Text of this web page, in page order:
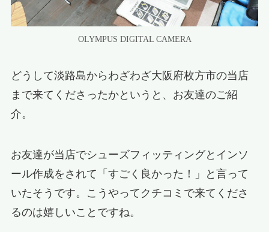
OLYMPUS DIGITAL CAMERA
どうして淡路島からわざわざ大阪府枚方市の当店
まで来てくださったかというと、お友達のご紹
介。
お友達が当店でシューズフィッティングとインソ
ール作成をされて「すごく良かった！」と言って
いたそうです。こうやってクチコミで来てくださ
るのは嬉しいことですね。